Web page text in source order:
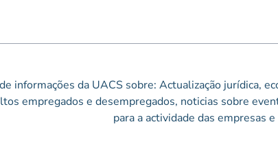
informações da UACS sobre: Actualização jurídica,
empregados e desempregados, noticias sobre
para a actividade das empresas